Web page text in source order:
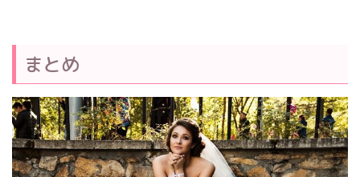
まとめ